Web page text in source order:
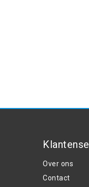
Over ons
Contact